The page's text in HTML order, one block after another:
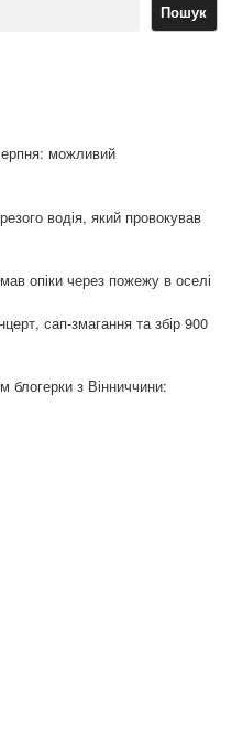
Пошук
можливий
водія, який провокував
опіки через пожежу в оселі
сап-змагання та збір 900
блогерки з Вінниччини: